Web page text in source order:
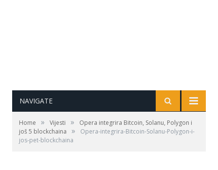
NAVIGATE
Home » Vijesti »
Opera integrira Bitcoin, Solanu, Polygon i
još 5 blockchaina
»
Opera-integrira-Bitcoin-Solanu-Polygon-i-
jos-pet-blockchaina